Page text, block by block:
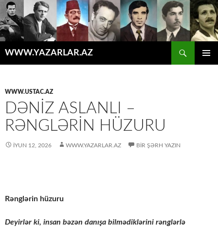
WWW.YAZARLAR.AZ
WWW.USTAC.AZ
DƏNIZ ASLANLI –
RƏNGLƏRIN HÜZURU
İYUN 12, 2026 WWW.YAZARLAR.AZ BIR ŞƏRH YAZIN
Rənglərin hüzuru
Deyirlər ki, insan bəzən danışa bilmədiklərini rənglərlə